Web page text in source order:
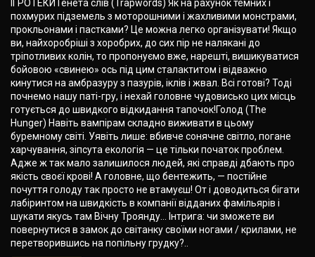
ІГРОТЕКИТенета слів (Trapwords) Як на рахунок темних і
похмурих підземель з моторошними і жахливими монстрами,
прокльонами і пастками? Це можна легко організувати! Якщо
ви, найхоробріші з хоробрих, до сих пір не налякані до
тріпотливих колін, то пропонуємо вже, нарешті, вишикуватися
бойовою «свинею» ось під цим сталактитом і відважно
кинутися на амбразуру з пазурів, іклів і жвал. Всі готові? Тоді
почнемо нашу паті-гру, і нехай головне чудовисько цих місць
готується до швидкого відкидання тапочок!Голод (The
Hunger) Навіть вампірам складно виживати в цьому
буремному світі. Уявіть лише: вбивче сонячне світло, погане
харчування, зіпсута екологія — це тільки початок проблем.
Адже ж так мало залишилося людей, які справді дбають про
якість своєї крові! А головне, що бентежить, — постійне
почуття голоду так просто не втамуєш! От і доводиться бігати
лабіринтом на швидкість в компанії відданих фамільярів і
шукати якусь там Вічну Троянду… Інтрига: чи зможете ви
повернутися в замок до світанку своїми ногами / крилами, не
перетворившись на попільну грудку?..